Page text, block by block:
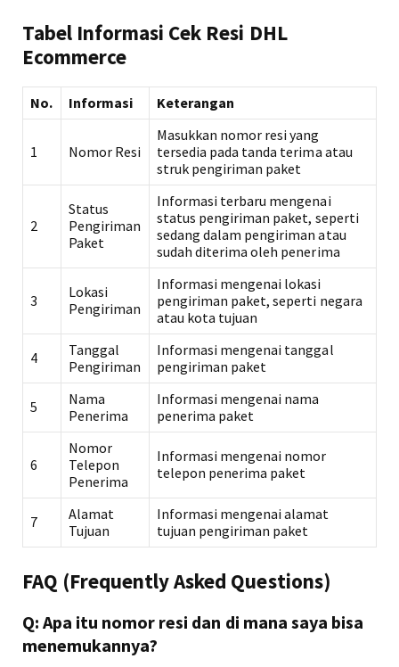
Tabel Informasi Cek Resi DHL
Ecommerce
No. Informasi Keterangan
1 Nomor Resi
Masukkan nomor resi yang
tersedia pada tanda terima atau
struk pengiriman paket
2
Status
Pengiriman
Paket
Informasi terbaru mengenai
status pengiriman paket, seperti
sedang dalam pengiriman atau
sudah diterima oleh penerima
3
Lokasi
Pengiriman
Informasi mengenai lokasi
pengiriman paket, seperti negara
atau kota tujuan
4
Tanggal
Pengiriman
Informasi mengenai tanggal
pengiriman paket
5
Nama
Penerima
Informasi mengenai nama
penerima paket
6
Nomor
Telepon
Penerima
Informasi mengenai nomor
telepon penerima paket
7
Alamat
Tujuan
Informasi mengenai alamat
tujuan pengiriman paket
FAQ (Frequently Asked Questions)
Q: Apa itu nomor resi dan di mana saya bisa
menemukannya?